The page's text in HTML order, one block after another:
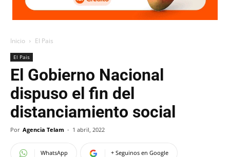
Inicio El Pais
El Pais
El Gobierno Nacional
dispuso el fin del
distanciamiento social
Por Agencia Telam - 1 abril, 2022
WhatsApp + Seguinos en Google